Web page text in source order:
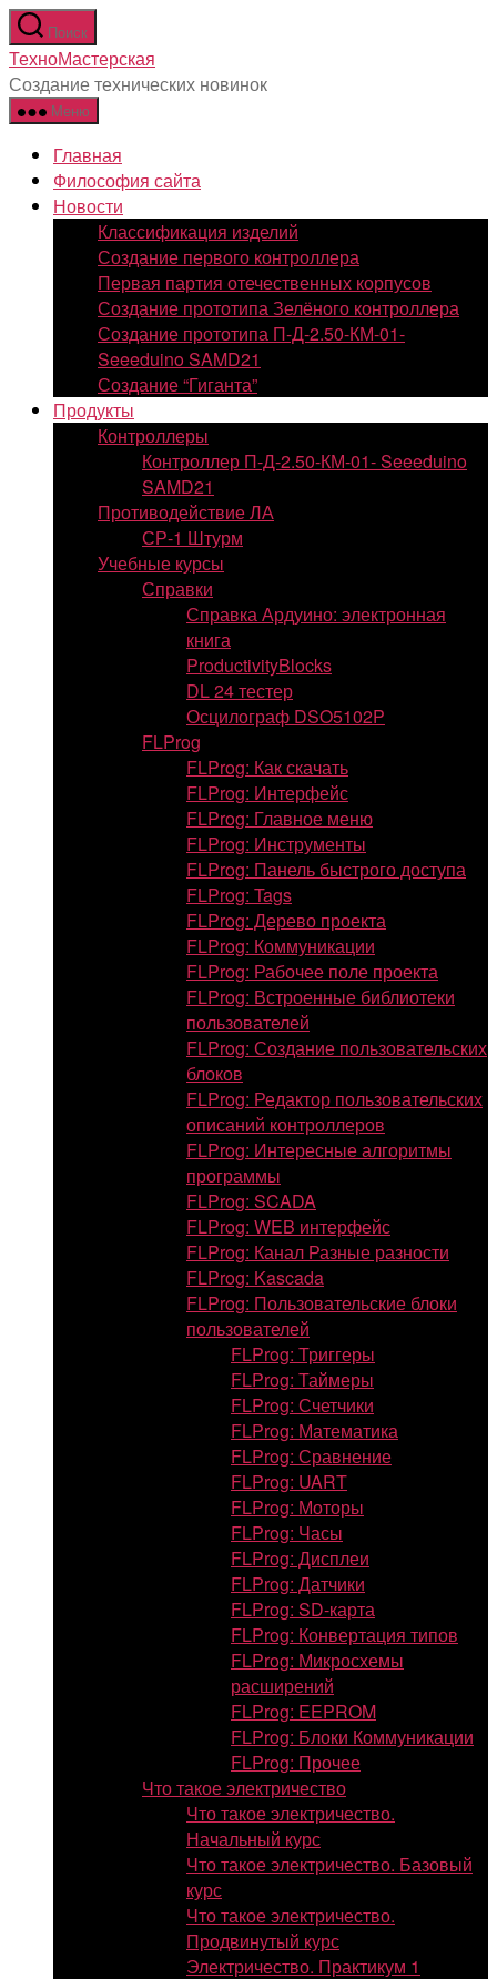
Перейти
к
содержимому
Поиск
ТехноМастерская
Создание технических новинок
Меню
Главная
Философия сайта
Новости
Классификация изделий
Создание первого контроллера
Первая партия отечественных корпусов
Создание прототипа Зелёного контроллера
Создание прототипа П-Д-2.50-КМ-01-
Seeeduino SAMD21
Создание “Гиганта”
Продукты
Контроллеры
Контроллер П-Д-2.50-КМ-01- Seeeduino
SAMD21
Противодействие ЛА
СР-1 Штурм
Учебные курсы
Справки
Справка Ардуино: электронная
книга
ProductivityBlocks
DL 24 тестер
Осцилограф DSO5102P
FLProg
FLProg: Как скачать
FLProg: Интерфейс
FLProg: Главное меню
FLProg: Инструменты
FLProg: Панель быстрого доступа
FLProg: Tags
FLProg: Дерево проекта
FLProg: Коммуникации
FLProg: Рабочее поле проекта
FLProg: Встроенные библиотеки
пользователей
FLProg: Создание пользовательских
блоков
FLProg: Редактор пользовательских
описаний контроллеров
FLProg: Интересные алгоритмы
программы
FLProg: SCADA
FLProg: WEB интерфейс
FLProg: Канал Разные разности
FLProg: Kascada
FLProg: Пользовательские блоки
пользователей
FLProg: Триггеры
FLProg: Таймеры
FLProg: Счетчики
FLProg: Математика
FLProg: Сравнение
FLProg: UART
FLProg: Моторы
FLProg: Часы
FLProg: Дисплеи
FLProg: Датчики
FLProg: SD-карта
FLProg: Конвертация типов
FLProg: Микросхемы
расширений
FLProg: EEPROM
FLProg: Блоки Коммуникации
FLProg: Прочее
Что такое электричество
Что такое электричество.
Начальный курс
Что такое электричество. Базовый
курс
Что такое электричество.
Продвинутый курс
Электричество. Практикум 1